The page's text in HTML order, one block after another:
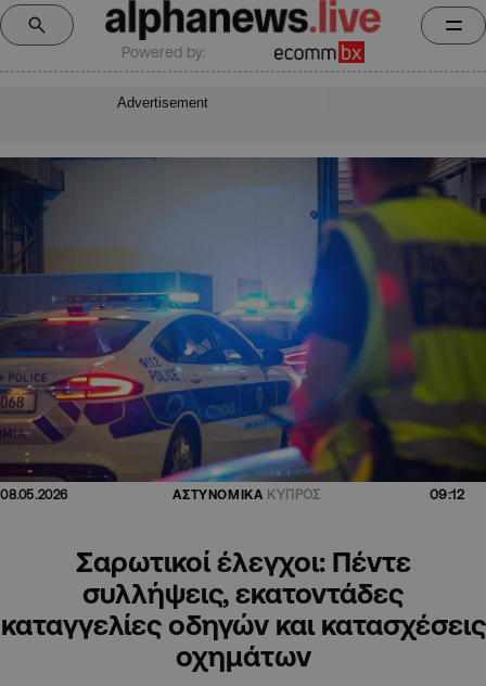
Powered by:
Advertisement
08.05.2026 ΑΣΤΥΝΟΜΙΚΑ ΚΥΠΡΟΣ 09:12
Σαρωτικοί έλεγχοι: Πέντε
συλλήψεις, εκατοντάδες
καταγγελίες οδηγών και κατασχέσεις
οχημάτων